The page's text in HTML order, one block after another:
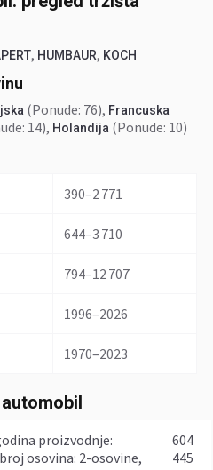
, HUMBAUR, KOCH
(Ponude: 76), Francuska
14), Holandija (Ponude: 10)
390–2 771
644–3 710
794–12 707
1996–2026
1970–2023
osovina: 2-osovine,
604
445